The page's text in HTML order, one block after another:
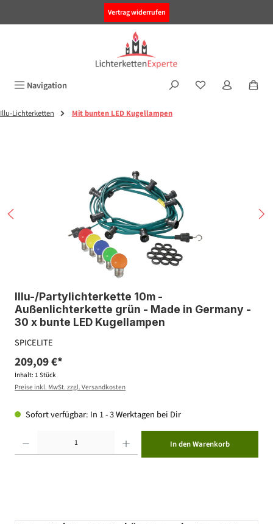
Vertrag widerrufen
Navigation
Illu-Lichterketten Mit bunten LED Kugellampen
Illu-/Partylichterkette 10m -
Außenlichterkette grün - Made in Germany -
30 x bunte LED Kugellampen
SPICELITE
209,09 €*
Inhalt: 1 Stück
Preise inkl. MwSt. zzgl. Versandkosten
Sofort verfügbar: In 1 - 3 Werktagen bei Dir
In den Warenkorb